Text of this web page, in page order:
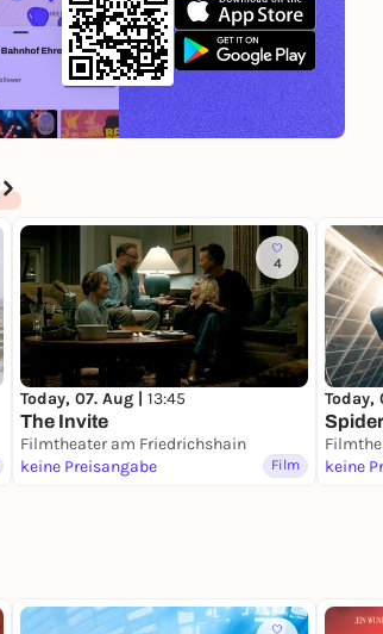
4
Today, 07. Aug | 13:45
The Invite
Filmtheater am Friedrichshain
keine Preisangabe
Film
Today,
keine